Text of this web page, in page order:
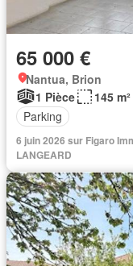
65 000 €
Nantua, Brion
1 Pièce
145 m²
Parking
6 juin 2026 sur Figaro
LANGEARD